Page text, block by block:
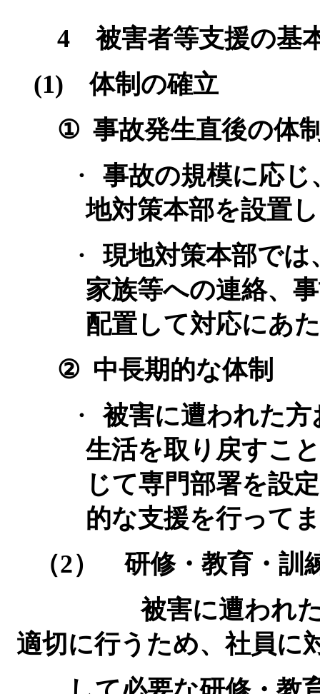
4 被害者等支援の基
(1) 体制の確立
① 事故発生直後の体
・
事故の規模に応
地対策本部を設置
・
現地対策本部で
家族等への連絡、
配置して対応にあ
② 中長期的な体制
・
被害に遭われた
生活を取り戻すこ
じて専門部署を設
的な支援を行って
（2） 研修・教育・訓
被害に遭われ
適切に行うため、社員に